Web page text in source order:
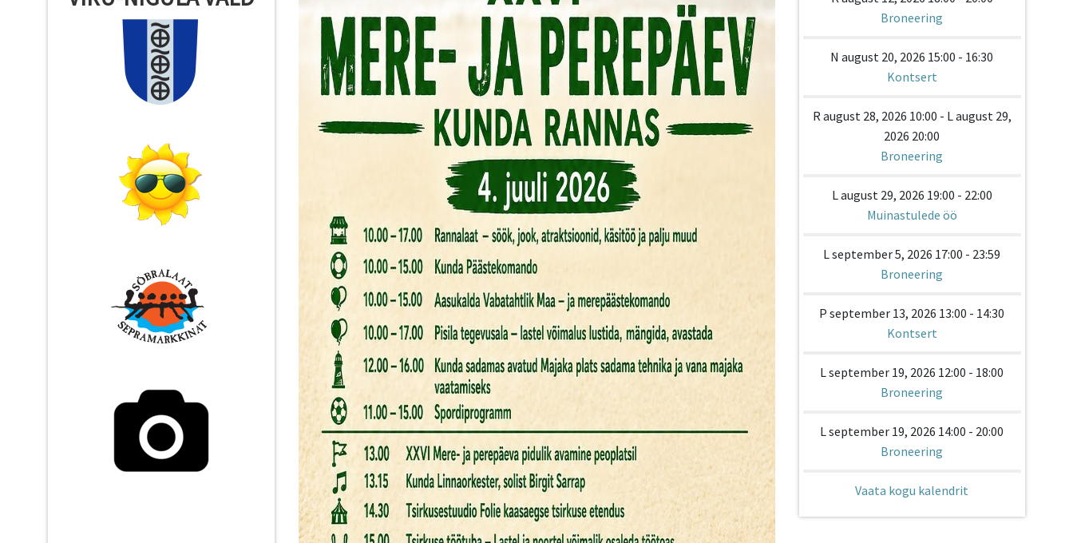
Broneering
N august 20, 2026 15:00 - 16:30
Kontsert
R august 28, 2026 10:00 - L august 29,
2026 20:00
Broneering
L august 29, 2026 19:00 - 22:00
Muinastulede öö
L september 5, 2026 17:00 - 23:59
Broneering
P september 13, 2026 13:00 - 14:30
Kontsert
L september 19, 2026 12:00 - 18:00
Broneering
L september 19, 2026 14:00 - 20:00
Broneering
Vaata kogu kalendrit